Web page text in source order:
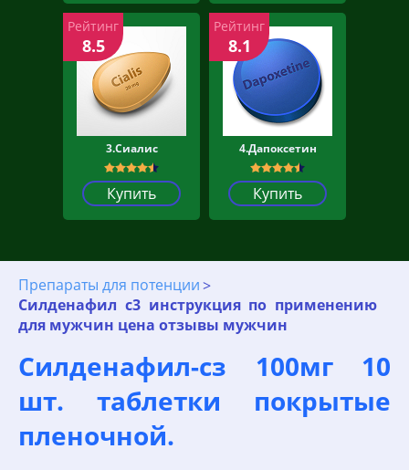
3.Сиалис
Купить
Рейтинг
8.5
4.Дапоксетин
Купить
Рейтинг
8.1
Препараты для потенции
Силденафил с3 инструкция по применению
для мужчин цена отзывы мужчин
Силденафил-сз 100мг 10
шт. таблетки покрытые
пленочной.